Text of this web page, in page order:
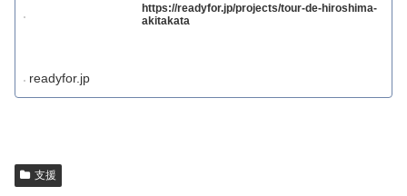
https://readyfor.jp/projects/tour-de-hiroshima-
akitakata
readyfor.jp
支援